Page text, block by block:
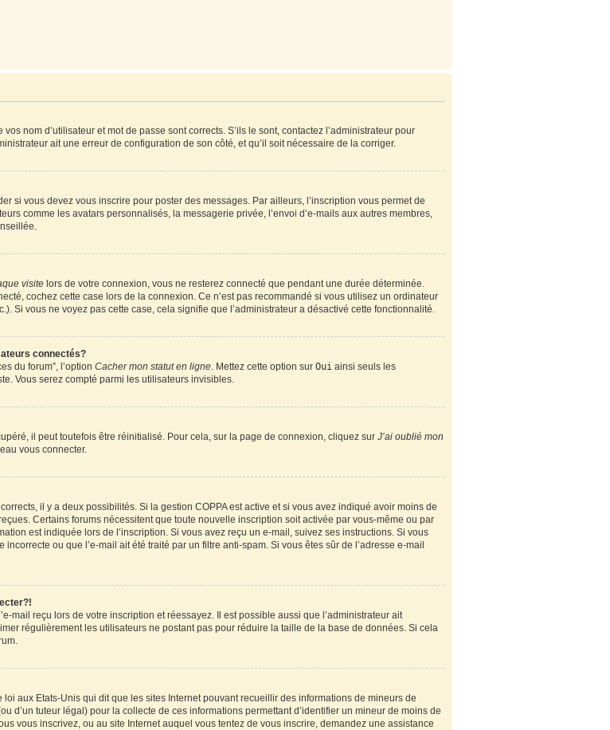
nom d’utilisateur et mot de passe sont corrects. S’ils le sont, contactez l’administrateur pour
ait une erreur de configuration de son côté, et qu’il soit nécessaire de la corriger.
si vous devez vous inscrire pour poster des messages. Par ailleurs, l’inscription vous permet de
comme les avatars personnalisés, la messagerie privée, l’envoi d’e-mails aux autres membres,
visitelors de votre connexion, vous ne resterez connecté que pendant une durée déterminée.
cochez cette case lors de la connexion. Ce n’est pas recommandé si vous utilisez un ordinateur
Si vous ne voyez pas cette case, cela signifie que l’administrateur a désactivé cette fonctionnalité.
connectés?
du forum”, l’option Cacher mon statut en ligne. Mettez cette option sur Ouiainsi seuls les
Vous serez compté parmi les utilisateurs invisibles.
il peut toutefois être réinitialisé. Pour cela, sur la page de connexion, cliquez sur J’ai oublié mon
vous connecter.
il y a deux possibilités. Si la gestion COPPA est active et si vous avez indiqué avoir moins de
Certains forums nécessitent que toute nouvelle inscription soit activée par vous-même ou par
est indiquée lors de l’inscription. Si vous avez reçu un e-mail, suivez ses instructions. Si vous
ou que l’e-mail ait été traité par un filtre anti-spam. Si vous êtes sûr de l’adresse e-mail
mail reçu lors de votre inscription et réessayez. Il est possible aussi que l’administrateur ait
régulièrement les utilisateurs ne postant pas pour réduire la taille de la base de données. Si cela
aux Etats-Unis qui dit que les sites Internet pouvant recueillir des informations de mineurs de
d’un tuteur légal) pour la collecte de ces informations permettant d’identifier un mineur de moins de
vous inscrivez, ou au site Internet auquel vous tentez de vous inscrire, demandez une assistance